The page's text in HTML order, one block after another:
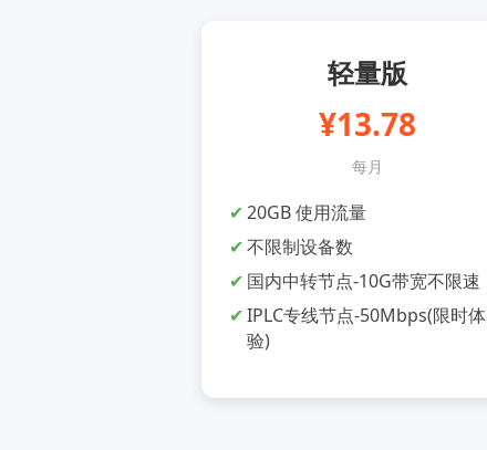
轻量版
¥13.78
每月
20GB 使用流量
不限制设备数
国内中转节点-10G带宽不限速
IPLC专线节点-50Mbps(限时体
验)